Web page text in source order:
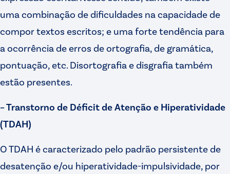
uma combinação de dificuldades na capacidade de
compor textos escritos; e uma forte tendência para
a ocorrência de erros de ortografia, de gramática,
pontuação, etc. Disortografia e disgrafia também
estão presentes.
– Transtorno de Déficit de Atenção e Hiperatividade
(TDAH)
O TDAH é caracterizado pelo padrão persistente de
desatenção e/ou hiperatividade-impulsividade, por